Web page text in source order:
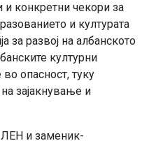
конкретни чекори за
и културата
за развој на албанското
културни
опасност, туку
зајакнување и
и заменик-